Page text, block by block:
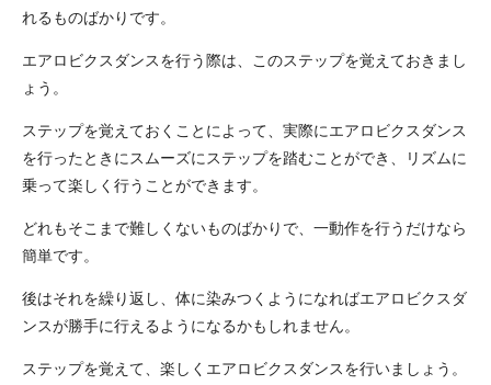
れるものばかりです。
エアロビクスダンスを行う際は、このステップを覚えておきまし
ょう。
ステップを覚えておくことによって、実際にエアロビクスダンス
を行ったときにスムーズにステップを踏むことができ、リズムに
乗って楽しく行うことができます。
どれもそこまで難しくないものばかりで、一動作を行うだけなら
簡単です。
後はそれを繰り返し、体に染みつくようになればエアロビクスダ
ンスが勝手に行えるようになるかもしれません。
ステップを覚えて、楽しくエアロビクスダンスを行いましょう。